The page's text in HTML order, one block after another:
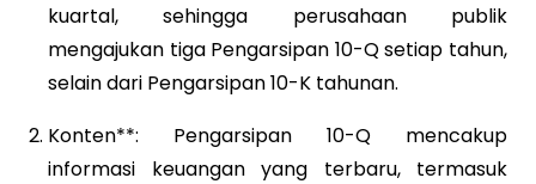
kuartal, sehingga perusahaan publik
mengajukan tiga Pengarsipan 10-Q setiap tahun,
selain dari Pengarsipan 10-K tahunan.
Konten**: Pengarsipan 10-Q mencakup
informasi keuangan yang terbaru, termasuk